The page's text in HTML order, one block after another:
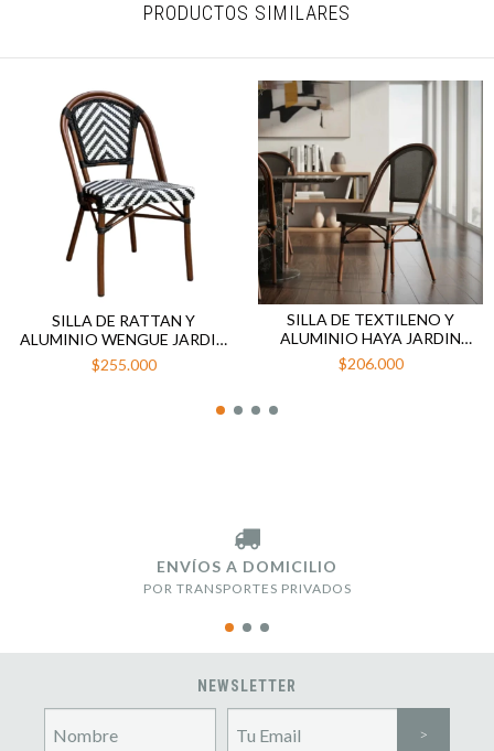
PRODUCTOS SIMILARES
SILLA DE RATTAN Y
ALUMINIO WENGUE JARDIN
EXTERIOR NANTES
$255.000
SILLA DE TEXTILENO Y
ALUMINIO HAYA JARDIN
EXTERIOR RUAN
$206.000
ENVÍOS A DOMICILIO
POR TRANSPORTES PRIVADOS
NEWSLETTER